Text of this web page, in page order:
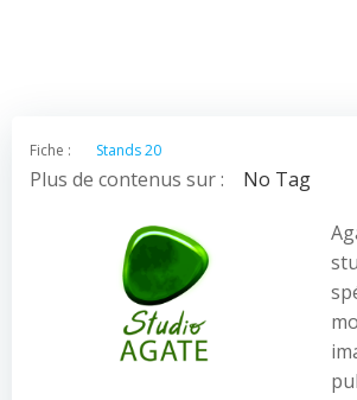
Fiche : Stands 20
Plus de contenus sur : No Tag